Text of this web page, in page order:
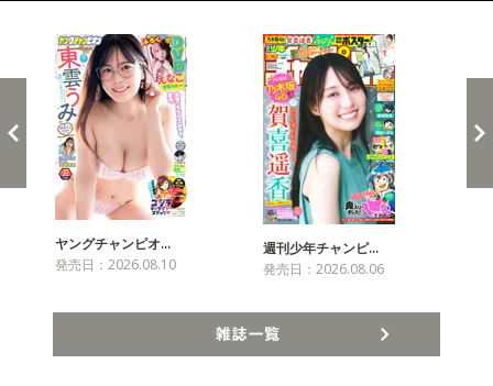
ヤングチャンピオ…
発売日：2026.08.10
週刊少年チャンピ…
発売日：2026.08.06